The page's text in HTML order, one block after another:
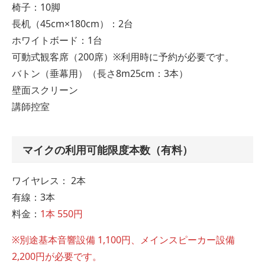
椅子：10脚
長机（45cm×180cm）：2台
ホワイトボード：1台
可動式観客席（200席）※利用時に予約が必要です。
バトン（垂幕用）（長さ8m25cm：3本）
壁面スクリーン
講師控室
マイクの利用可能限度本数（有料）
ワイヤレス： 2本
有線：3本
料金： 1本 550円
※別途基本音響設備 1,100円、メインスピーカー設備
2,200円が必要です。